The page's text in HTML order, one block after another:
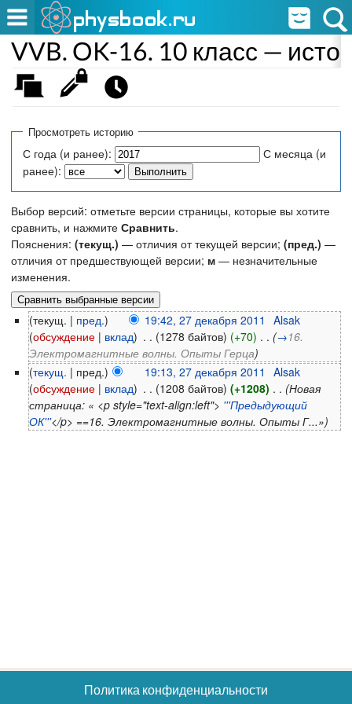
VVB. OK-16. 10 класс —
Просмотреть историю
С года (и ранее):
С месяца (и
ранее):
Выбор версий: отметьте версии страницы, которые вы хотите
сравнить, и нажмите Сравнить.
Пояснения: (текущ.) — отличия от текущей версии; (пред.) —
отличия от предшествующей версии; м — незначительные
изменения.
(текущ. | пред.) 19:42, 27 декабря 2011
Alsak
(обсуждение | вклад) . . (1278 байтов) (+70) . . (→16.
Электромагнитные волны. Опыты Герца)
(текущ. | пред.) 19:13, 27 декабря 2011
Alsak
(обсуждение | вклад) . . (1208 байтов) (+1208) . . (Новая
страница: « <p style="text-align:left"> '''Предыдующий
ОК'''</p> ==16. Электромагнитные волны. Опыты Г...»)
Политика конфиденциальности